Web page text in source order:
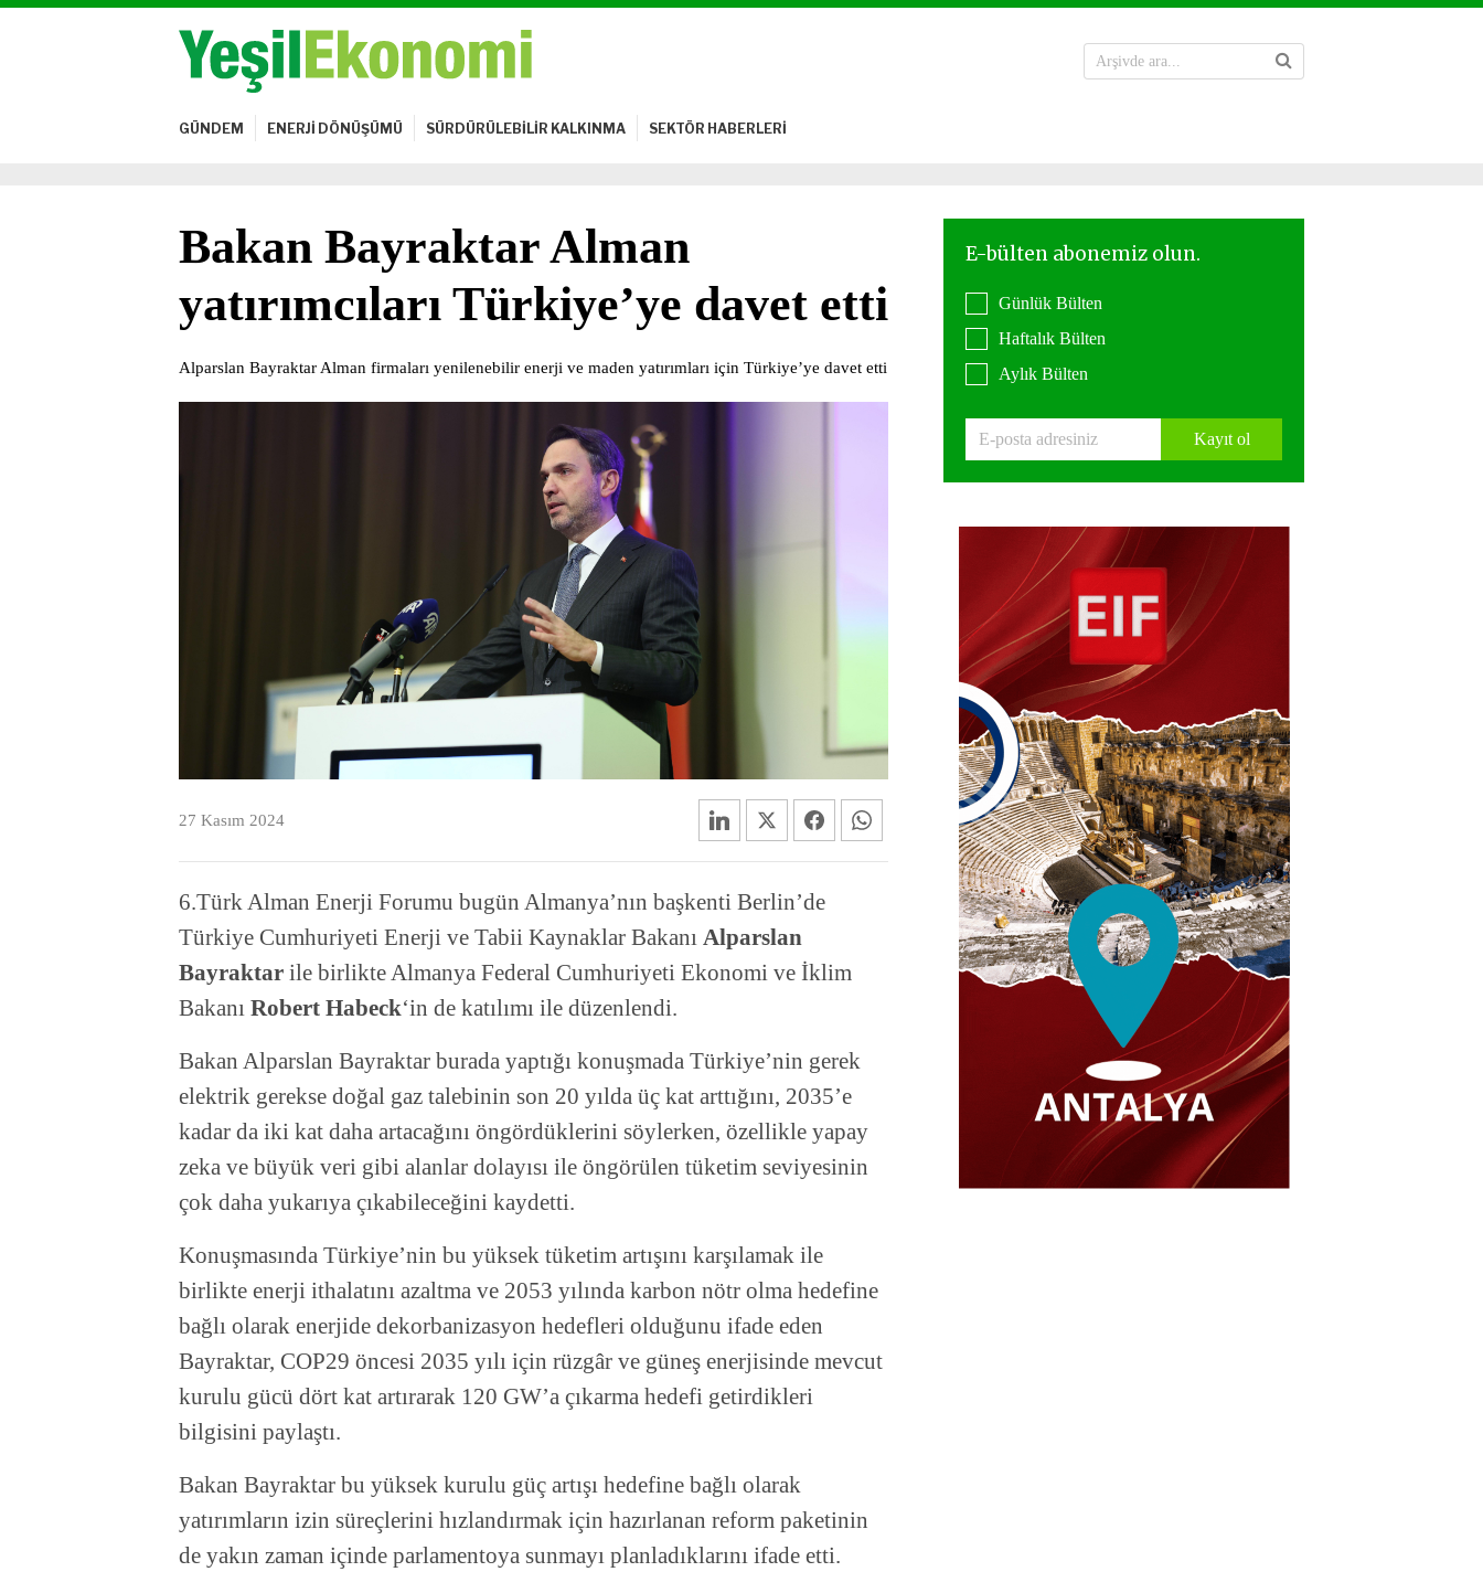
GÜNDEM ENERJİ DÖNÜŞÜMÜ SÜRDÜRÜLEBİLİR KALKINMA SEKTÖR HABERLERİ
Bakan Bayraktar Alman
yatırımcıları Türkiye’ye davet etti
Alparslan Bayraktar Alman firmaları yenilenebilir enerji ve maden yatırımları için Türkiye’ye davet etti
27 Kasım 2024
6.Türk Alman Enerji Forumu bugün Almanya’nın başkenti Berlin’de
Türkiye Cumhuriyeti Enerji ve Tabii Kaynaklar Bakanı Alparslan
Bayraktar ile birlikte Almanya Federal Cumhuriyeti Ekonomi ve İklim
Bakanı Robert Habeck‘in de katılımı ile düzenlendi.
Bakan Alparslan Bayraktar burada yaptığı konuşmada Türkiye’nin gerek
elektrik gerekse doğal gaz talebinin son 20 yılda üç kat arttığını, 2035’e
kadar da iki kat daha artacağını öngördüklerini söylerken, özellikle yapay
zeka ve büyük veri gibi alanlar dolayısı ile öngörülen tüketim seviyesinin
çok daha yukarıya çıkabileceğini kaydetti.
Konuşmasında Türkiye’nin bu yüksek tüketim artışını karşılamak ile
birlikte enerji ithalatını azaltma ve 2053 yılında karbon nötr olma hedefine
bağlı olarak enerjide dekorbanizasyon hedefleri olduğunu ifade eden
Bayraktar, COP29 öncesi 2035 yılı için rüzgâr ve güneş enerjisinde mevcut
kurulu gücü dört kat artırarak 120 GW’a çıkarma hedefi getirdikleri
bilgisini paylaştı.
Bakan Bayraktar bu yüksek kurulu güç artışı hedefine bağlı olarak
yatırımların izin süreçlerini hızlandırmak için hazırlanan reform paketinin
de yakın zaman içinde parlamentoya sunmayı planladıklarını ifade etti.
Günlük Bülten
Haftalık Bülten
Aylık Bülten
Kayıt ol